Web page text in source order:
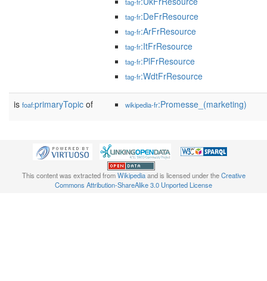
tag-fr:DeFrResource
tag-fr:ArFrResource
tag-fr:ItFrResource
tag-fr:PlFrResource
tag-fr:WdtFrResource
is foaf:primaryTopic of wikipedia-fr:Promesse_(marketing)
This content was extracted fromWikipediaand is licensed under theCreative
Commons Attribution-ShareAlike 3.0 Unported License